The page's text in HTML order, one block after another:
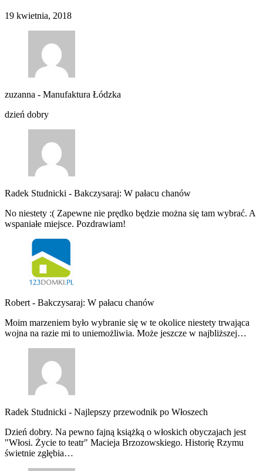
19 kwietnia, 2018
zuzanna - Manufaktura Łódzka
dzień dobry
Radek Studnicki - Bakczysaraj: W pałacu chanów
No niestety :( Zapewne nie prędko będzie można się tam wybrać. A
wspaniałe miejsce. Pozdrawiam!
Robert- Bakczysaraj: W pałacu chanów
Moim marzeniem było wybranie się w te okolice niestety trwająca
wojna na razie mi to uniemożliwia. Może jeszcze w najbliższej…
Radek Studnicki - Najlepszy przewodnik po Włoszech
Dzień dobry. Na pewno fajną książką o włoskich obyczajach jest
"Włosi. Życie to teatr" Macieja Brzozowskiego. Historię Rzymu
świetnie zgłębia…